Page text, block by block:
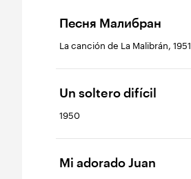
Песня Малибран
La canción de La Malibrán, 1951
Un soltero difícil
1950
Mi adorado Juan